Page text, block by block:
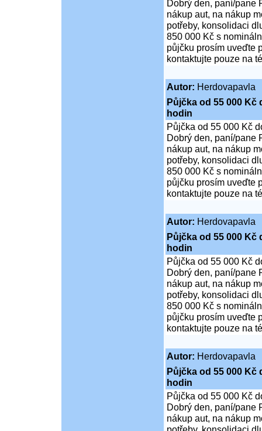
Dobrý den, paní/pane
nákup aut, na nákup
potřeby, konsolidaci
850 000 Kč s
půjčku prosím uveďte
kontaktujte pouze na
Autor: Herdovapavla
Půjčka od 55 000 Kč
hodin
Půjčka od 55 000 Kč
Dobrý den, paní/pane
nákup aut, na nákup
potřeby, konsolidaci
850 000 Kč s
půjčku prosím uveďte
kontaktujte pouze na
Autor: Herdovapavla
Půjčka od 55 000 Kč
hodin
Půjčka od 55 000 Kč
Dobrý den, paní/pane
nákup aut, na nákup
potřeby, konsolidaci
850 000 Kč s
půjčku prosím uveďte
kontaktujte pouze na
Autor: Herdovapavla
Půjčka od 55 000 Kč
hodin
Půjčka od 55 000 Kč
Dobrý den, paní/pane
nákup aut, na nákup